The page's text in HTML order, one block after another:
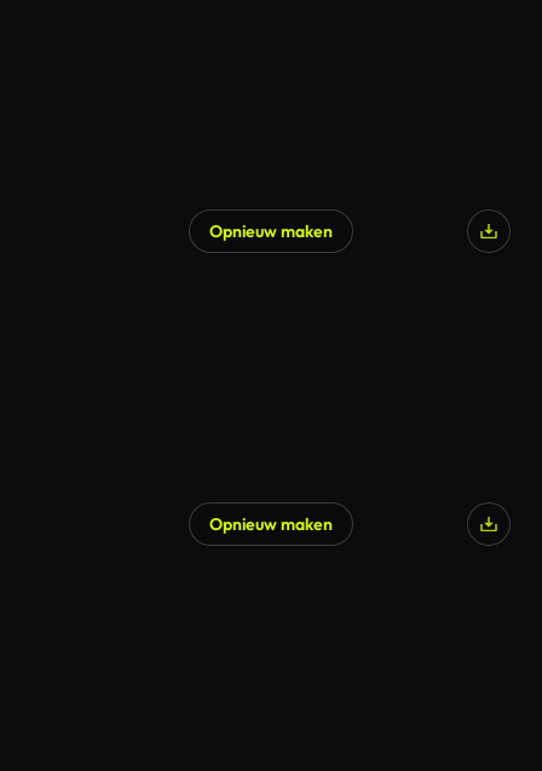
Opnieuw maken
Opnieuw maken